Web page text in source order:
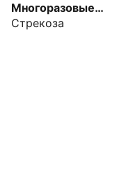
Многоразовые
рабочие тетради
Стрекоза